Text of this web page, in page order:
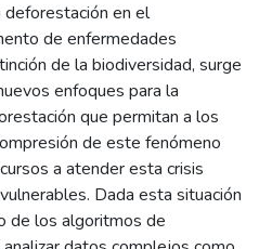
en el
de enfermedades
de la biodiversidad, surge
enfoques para la
que permitan a los
de este fenómeno
a atender esta crisis
Dada esta situación
de los algoritmos de